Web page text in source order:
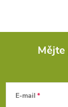
E-mail